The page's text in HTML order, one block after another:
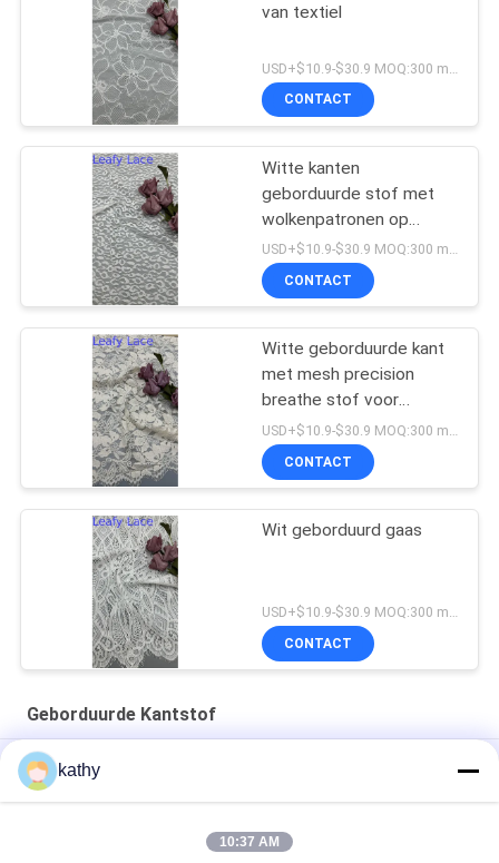
van textiel
CONTACT
Witte kanten
geborduurde stof met
wolkenpatronen op
gaasgrond voor
trouwjurken
USD+$10.9-$30.9 MOQ:300 meter.
CONTACT
Witte geborduurde kant
met mesh precision
breathe stof voor
formele kleding
USD+$10.9-$30.9 MOQ:300 meter.
CONTACT
Wit geborduurd gaas
CONTACT
Geborduurde Kantstof
Kanten Stof Wit Geborduurd Kanten Stof Aangepast Ontwerp
Luxe Geborduurde Kanten Stof Goede Kwaliteit Bloemen
kathy
10:37 AM